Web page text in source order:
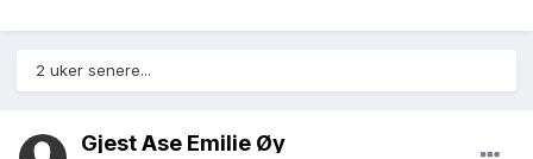
2 uker senere...
Gjest Åse Emilie Øy